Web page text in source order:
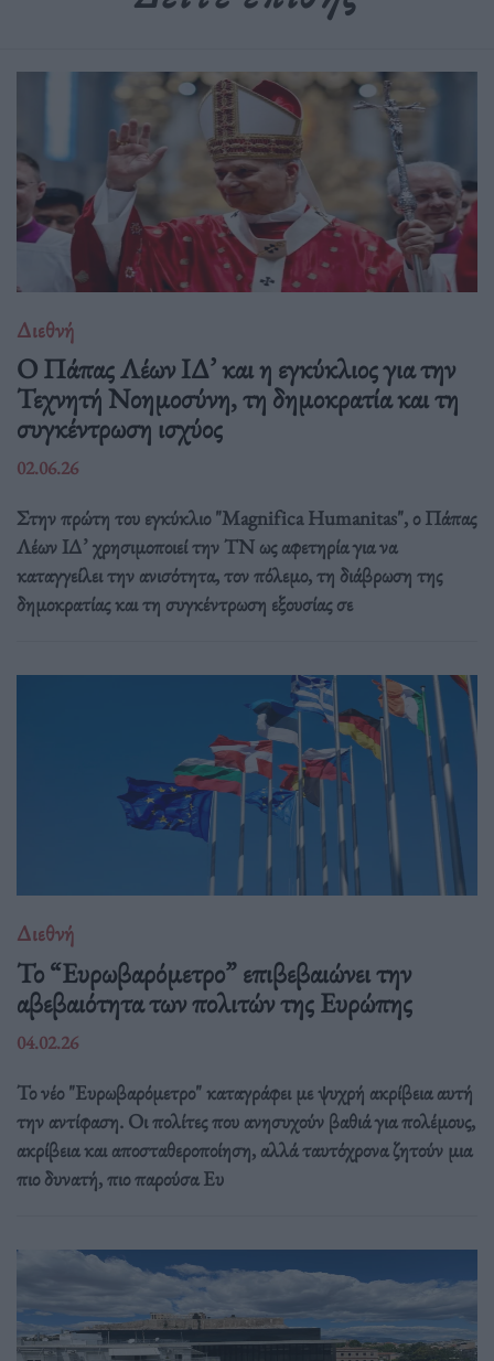
Διεθνή
Ο Πάπας Λέων ΙΔ’ και η εγκύκλιος για την
Τεχνητή Νοημοσύνη, τη δημοκρατία και τη
συγκέντρωση ισχύος
02.06.26
Στην πρώτη του εγκύκλιο "Magnifica Humanitas", ο Πάπας
Λέων ΙΔ’ χρησιμοποιεί την ΤΝ ως αφετηρία για να
καταγγείλει την ανισότητα, τον πόλεμο, τη διάβρωση της
δημοκρατίας και τη συγκέντρωση εξουσίας σε
Διεθνή
Το “Ευρωβαρόμετρο” επιβεβαιώνει την
αβεβαιότητα των πολιτών της Ευρώπης
04.02.26
Το νέο "Ευρωβαρόμετρο" καταγράφει με ψυχρή ακρίβεια αυτή
την αντίφαση. Oι πολίτες που ανησυχούν βαθιά για πολέμους,
ακρίβεια και αποσταθεροποίηση, αλλά ταυτόχρονα ζητούν μια
πιο δυνατή, πιο παρούσα Ευ